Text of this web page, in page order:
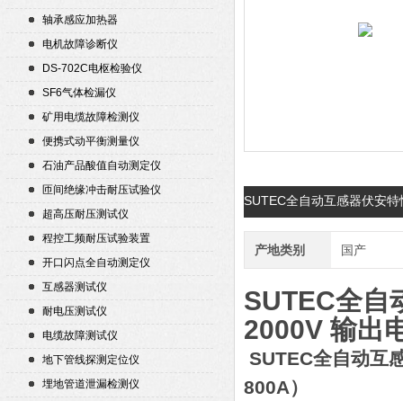
轴承感应加热器
电机故障诊断仪
DS-702C电枢检验仪
SF6气体检漏仪
矿用电缆故障检测仪
便携式动平衡测量仪
石油产品酸值自动测定仪
匝间绝缘冲击耐压试验仪
超高压耐压测试仪
程控工频耐压试验装置
开口闪点全自动测定仪
互感器测试仪
耐电压测试仪
电缆故障测试仪
地下管线探测定位仪
埋地管道泄漏检测仪
SUTEC全自动互感器伏安
产地类别 国产
SUTEC全自
2000V 输出
SUTEC全自动互
800A）